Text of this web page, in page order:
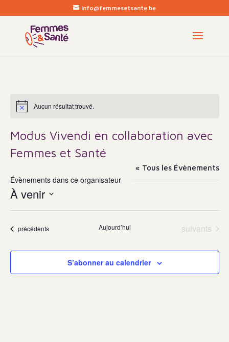
info@femmesetsante.be
Notice Aucun résultat trouvé.
Modus Vivendi en collaboration avec
Femmes et Santé
« Tous les Évènements
Évènements dans ce organisateur
À venir
date.
Évènements
précédents Aujourd’hui Évènements
suivants
S’abonner au calendrier